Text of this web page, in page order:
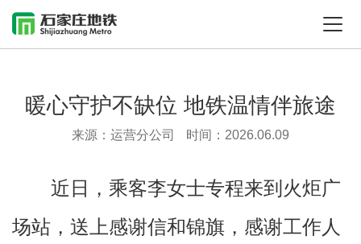
暖心守护不缺位 地铁温情伴旅途
来源：运营分公司 时间：2026.06.09
近日，乘客李女士专程来到火炬广
场站，送上感谢信和锦旗，感谢工作人